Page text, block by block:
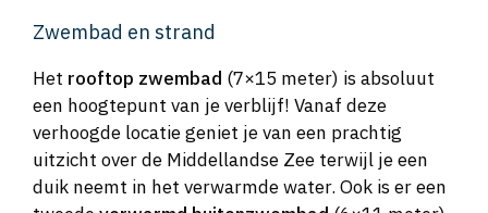
Zwembad en strand
Het rooftop zwembad (7×15 meter) is absoluut
een hoogtepunt van je verblijf! Vanaf deze
verhoogde locatie geniet je van een prachtig
uitzicht over de Middellandse Zee terwijl je een
duik neemt in het verwarmde water. Ook is er een